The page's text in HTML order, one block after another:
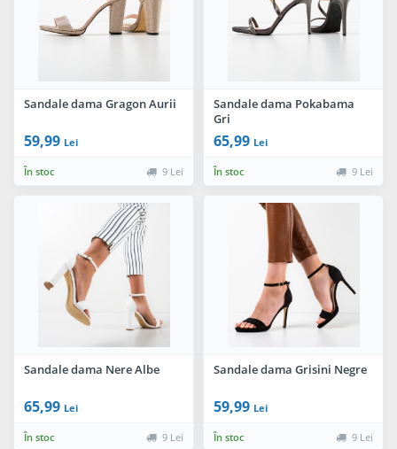
Sandale dama Gragon Aurii
59,99 Lei
În stoc 9 Lei
Sandale dama Pokabama
Gri
65,99 Lei
În stoc 9 Lei
Sandale dama Nere Albe
65,99 Lei
În stoc 9 Lei
Sandale dama Grisini Negre
59,99 Lei
În stoc 9 Lei